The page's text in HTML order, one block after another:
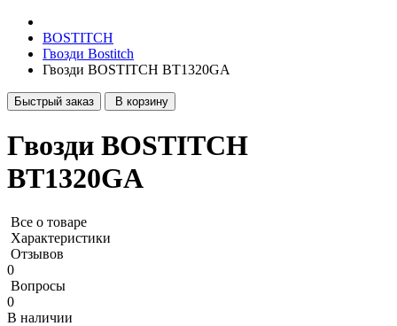
BOSTITCH
Гвозди Bostitch
Гвозди BOSTITCH BT1320GA
Быстрый заказ В корзину
Гвозди BOSTITCH
BT1320GA
Все о товаре
Характеристики
Отзывов
0
Вопросы
0
В наличии